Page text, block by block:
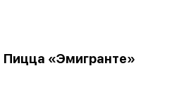
Пицца «Эмигранте»